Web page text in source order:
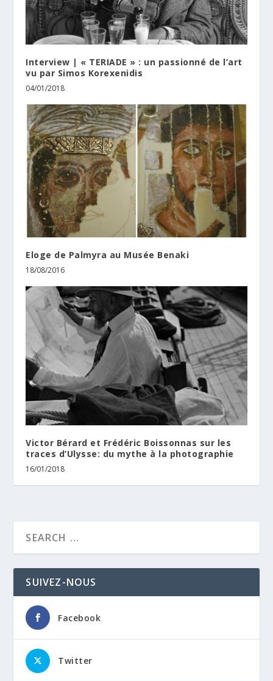
Interview | « TERIADE » : un passionné de l’art
vu par Simos Korexenidis
04/01/2018
Eloge de Palmyra au Musée Benaki
18/08/2016
Victor Bérard et Frédéric Boissonnas sur les
traces d’Ulysse: du mythe à la photographie
16/01/2018
SUIVEZ-NOUS
Facebook
Twitter